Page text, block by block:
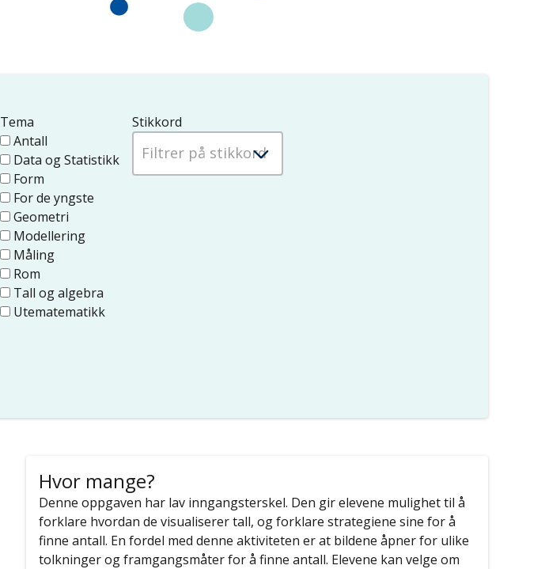
Tema
Antall
Data og Statistikk
Form
For de yngste
Geometri
Modellering
Måling
Rom
Tall og algebra
Utematematikk
Stikkord
Hvor mange?
Denne oppgaven har lav inngangsterskel. Den gir elevene mulighet til å
forklare hvordan de visualiserer tall, og forklare strategiene sine for å
finne antall. En fordel med denne aktiviteten er at bildene åpner for ulike
tolkninger og framgangsmåter for å finne antall. Elevene kan velge om